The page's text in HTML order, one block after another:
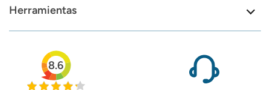
Herramientas
8.6